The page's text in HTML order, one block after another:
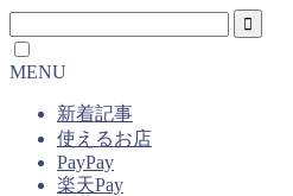
MENU
新着記事
使えるお店
PayPay
楽天Pay